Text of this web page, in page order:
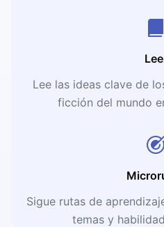
Lee las ideas clave de
ficción del mundo
Sigue rutas de
temas y